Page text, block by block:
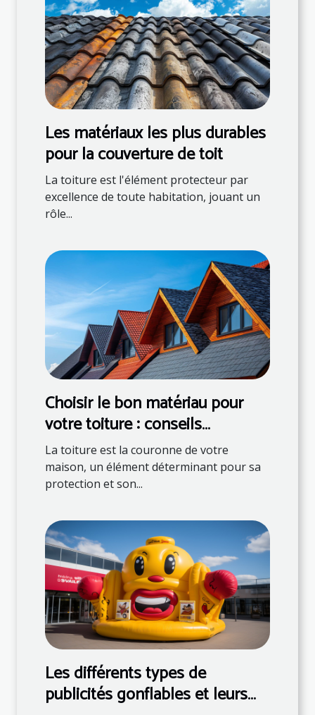
Les matériaux les plus durables
pour la couverture de toit
La toiture est l'élément protecteur par
excellence de toute habitation, jouant un
rôle...
Choisir le bon matériau pour
votre toiture : conseils
d'experts
La toiture est la couronne de votre
maison, un élément déterminant pour sa
protection et son...
Les différents types de
publicités gonflables et leurs